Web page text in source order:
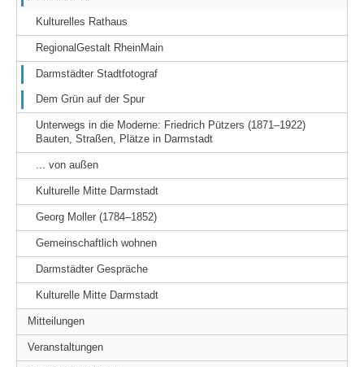
Kulturelles Rathaus
RegionalGestalt RheinMain
Darmstädter Stadtfotograf
Dem Grün auf der Spur
Unterwegs in die Moderne: Friedrich Pützers (1871–1922)
Bauten, Straßen, Plätze in Darmstadt
... von außen
Kulturelle Mitte Darmstadt
Georg Moller (1784–1852)
Gemeinschaftlich wohnen
Darmstädter Gespräche
Kulturelle Mitte Darmstadt
Mitteilungen
Veranstaltungen